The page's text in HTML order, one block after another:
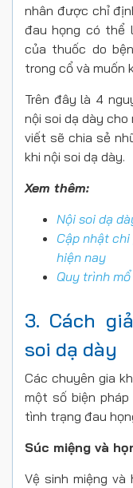
nhân được chỉ
đau họng có thể
của thuốc do
trong cổ và muốn
Trên đây là 4
nội soi dạ dày
viết sẽ chia sẻ
khi nội soi dạ dày.
Xem thêm:
Nội soi dạ
Cập nhật
hiện nay
Quy trình
3. Cách
soi dạ dày
Các chuyên gia
một số biện
tình trạng đau
Súc miệng và
Vệ sinh miệng và